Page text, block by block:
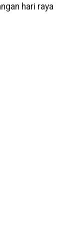
hari raya